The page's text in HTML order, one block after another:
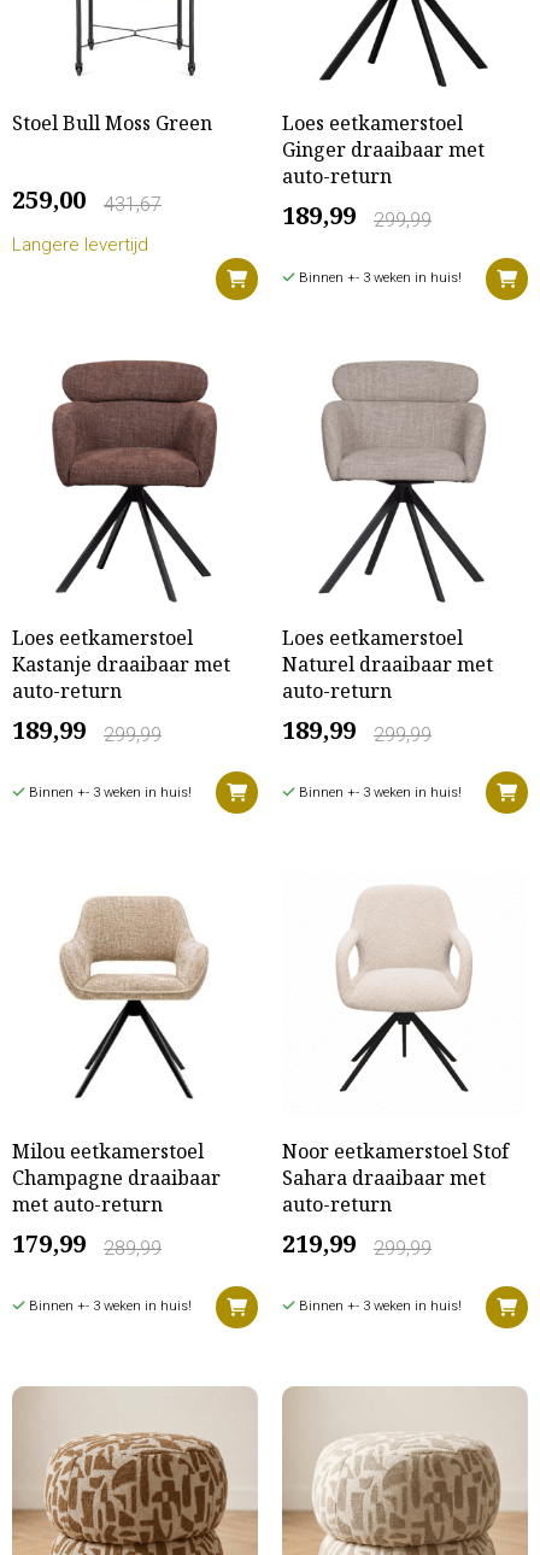
Stoel Bull Moss Green
431,67
259,00
Langere levertijd
Loes eetkamerstoel
Ginger draaibaar met
auto-return
299,99
189,99
Binnen +- 3 weken in huis!
Loes eetkamerstoel
Kastanje draaibaar met
auto-return
299,99
189,99
Binnen +- 3 weken in huis!
Loes eetkamerstoel
Naturel draaibaar met
auto-return
299,99
189,99
Binnen +- 3 weken in huis!
Milou eetkamerstoel
Champagne draaibaar
met auto-return
289,99
179,99
Binnen +- 3 weken in huis!
Noor eetkamerstoel Stof
Sahara draaibaar met
auto-return
299,99
219,99
Binnen +- 3 weken in huis!